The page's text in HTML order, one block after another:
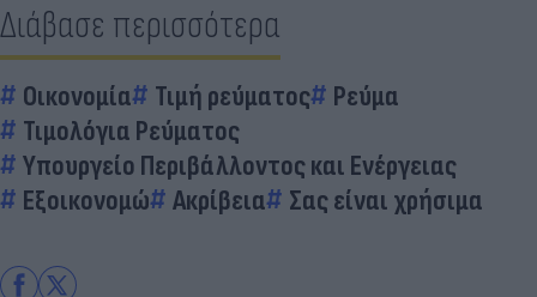
Διάβασε περισσότερα
Οικονομία Τιμή ρεύματος
Ρεύμα
Τιμολόγια Ρεύματος
Υπουργείο Περιβάλλοντος και Ενέργειας
Εξοικονομώ
Ακρίβεια Σας είναι χρήσιμα